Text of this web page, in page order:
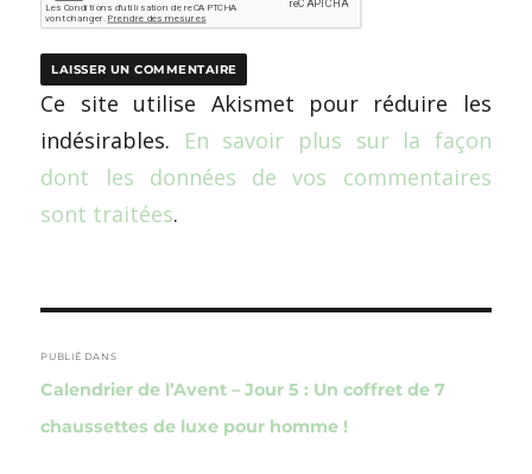
Ce site utilise Akismet pour réduire les
indésirables. En savoir plus sur la façon
dont les données de vos commentaires
sont traitées.
de
l’article
PUBLIÉ DANS
Calendrier de l’Avent – Jour 5 : Un coffret de 7
chaussettes de luxe pour homme !